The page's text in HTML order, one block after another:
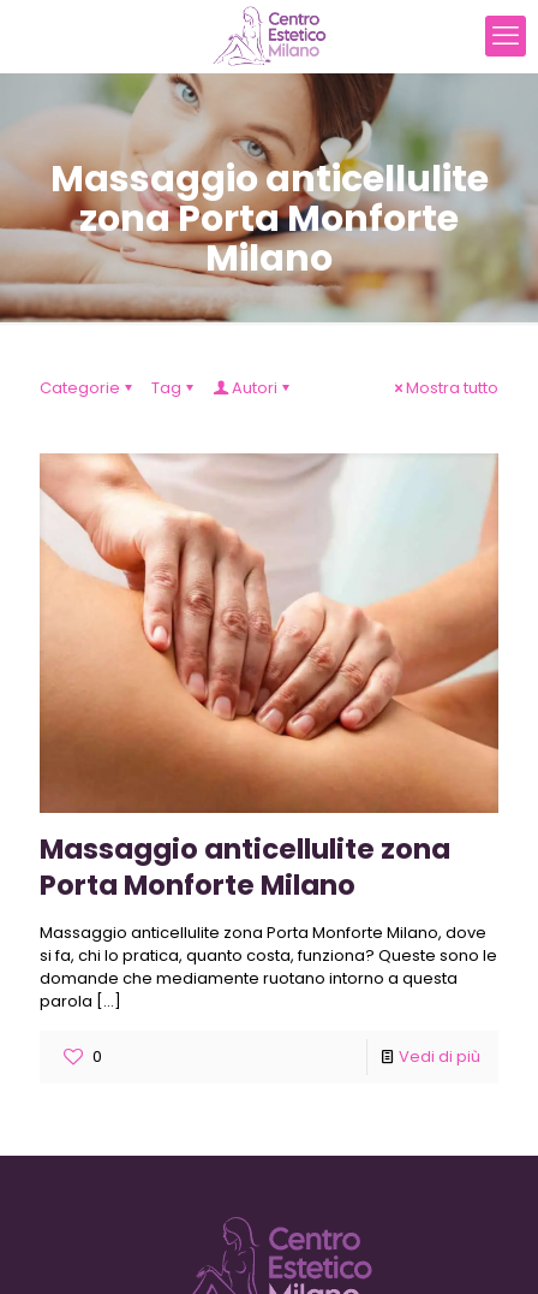
Massaggio anticellulite
zona Porta Monforte
Milano
Categorie Tag Autori Mostra tutto
Massaggio anticellulite zona
Porta Monforte Milano
Massaggio anticellulite zona Porta Monforte Milano, dove
si fa, chi lo pratica, quanto costa, funziona? Queste sono le
domande che mediamente ruotano intorno a questa
parola […]
0 Vedi di più